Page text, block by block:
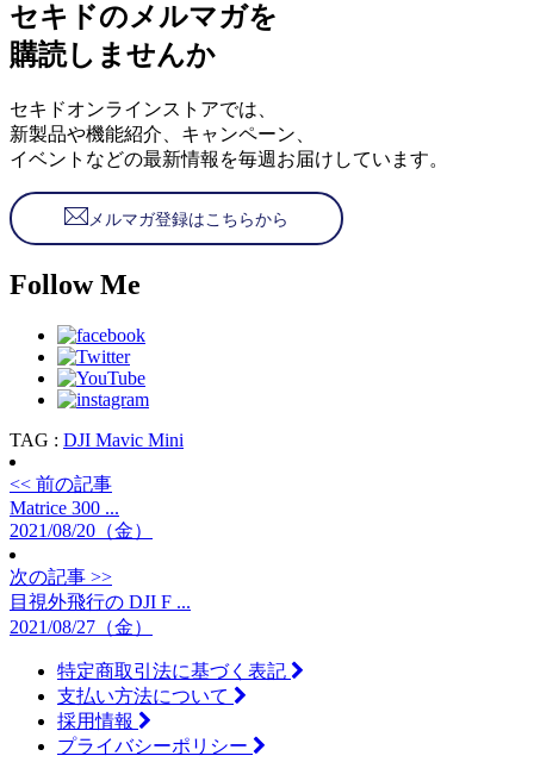
セキドのメルマガを
購読しませんか
セキドオンラインストアでは、
新製品や機能紹介、キャンペーン、
イベントなどの最新情報を毎週お届けしています。
メルマガ登録はこちらから
Follow Me
TAG : DJI Mavic Mini
<< 前の記事
Matrice 300 ...
2021/08/20（金）
次の記事 >>
目視外飛行の DJI F ...
2021/08/27（金）
特定商取引法に基づく表記
支払い方法について
採用情報
プライバシーポリシー